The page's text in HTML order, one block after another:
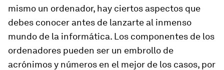
mismo un ordenador, hay ciertos aspectos que
debes conocer antes de lanzarte al inmenso
mundo de la informática. Los componentes de los
ordenadores pueden ser un embrollo de
acrónimos y números en el mejor de los casos, por